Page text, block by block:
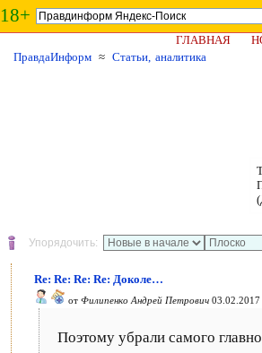
18+
ГЛАВНАЯ
ПравдаИнформ ≈ Статьи, аналитика
Упорядочить:
Re: Re: Re: Re: Доколе…
от Филипенко Андрей Петрович 03.02.2017
Поэтому убрали самого